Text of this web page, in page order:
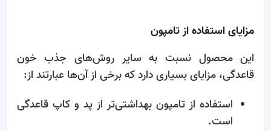
مزایای استفاده از تامپون
این محصول نسبت به سایر روش‌های جذب خون
قاعدگی، مزایای بسیاری دارد که برخی از آن‌ها عبارتند از:
استفاده از تامپون بهداشتی‌تر از پد و کاپ قاعدگی
است.